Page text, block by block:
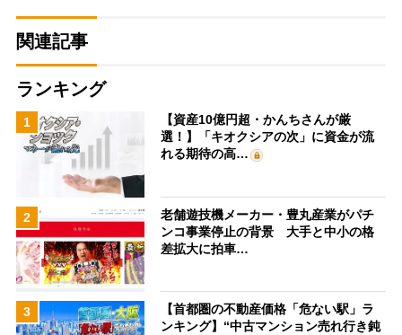
関連記事
ランキング
1
【資産10億円超・かんちさんが厳
選！】「キオクシアの次」に資金が流
れる期待の高…
2
老舗遊技機メーカー・豊丸産業がパチ
ンコ事業停止の背景 大手と中小の格
差拡大に拍車…
3
【首都圏の不動産価格「危ない駅」ラ
ンキング】“中古マンション売れ行き鈍